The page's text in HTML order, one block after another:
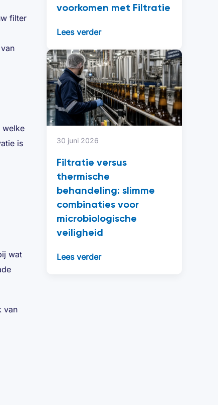
filter
welke
is
wat
van
voorkomen met Filtratie
Lees verder
30 juni 2026
Filtratie versus
thermische
behandeling: slimme
combinaties voor
microbiologische
veiligheid
Lees verder